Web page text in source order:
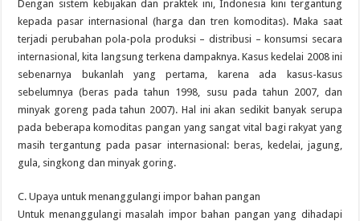
Dengan sistem kebijakan dan praktek ini, Indonesia kini tergantung
kepada pasar internasional (harga dan tren komoditas). Maka saat
terjadi perubahan pola-pola produksi – distribusi – konsumsi secara
internasional, kita langsung terkena dampaknya. Kasus kedelai 2008 ini
sebenarnya bukanlah yang pertama, karena ada kasus-kasus
sebelumnya (beras pada tahun 1998, susu pada tahun 2007, dan
minyak goreng pada tahun 2007). Hal ini akan sedikit banyak serupa
pada beberapa komoditas pangan yang sangat vital bagi rakyat yang
masih tergantung pada pasar internasional: beras, kedelai, jagung,
gula, singkong dan minyak goring.
C. Upaya untuk menanggulangi impor bahan pangan
Untuk menanggulangi masalah impor bahan pangan yang dihadapi